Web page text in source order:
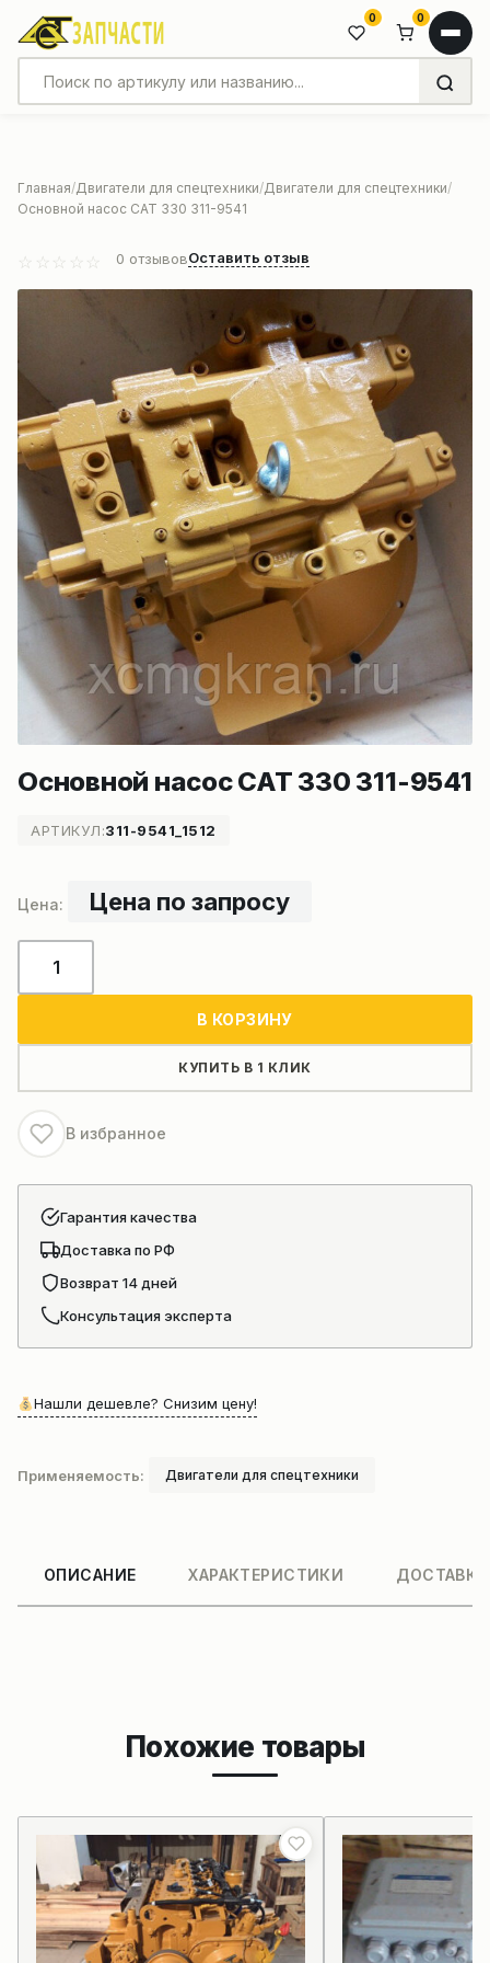
0 0
Главная Двигатели для спецтехники Двигатели для спецтехники
Основной насос CAT 330 311-9541
0 отзывовОставить отзыв
Основной насос CAT 330 311-9541
АРТИКУЛ:311-9541_1512
Цена по запросу
товара
330
311-
9541
В КОРЗИНУ
КУПИТЬ В 1 КЛИК
В избранное
Гарантия качества
Доставка по РФ
Возврат 14 дней
Консультация эксперта
Нашли дешевле? Снизим цену!
Применяемость: Двигатели для спецтехники
ОПИСАНИЕ ХАРАКТЕРИСТИКИ
Похожие товары